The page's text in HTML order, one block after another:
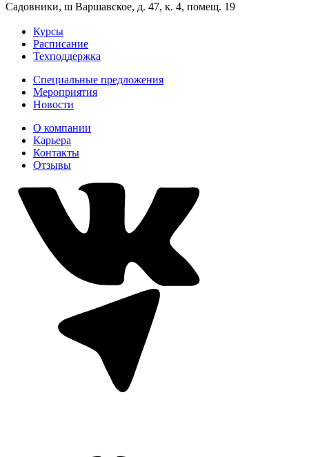
Садовники, ш Варшавское, д. 47, к. 4, помещ. 19
Курсы
Расписание
Техподдержка
Специальные предложения
Мероприятия
Новости
О компании
Карьера
Контакты
Отзывы